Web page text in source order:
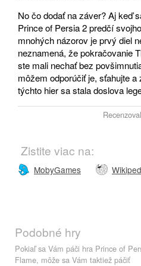
No čo dodať na záver? Aj keď
Prince of Persia 2 predčí
mnohých názorov je prvý diel
neznamená, že pokračovanie
ste mali nechať bez
môžem odporúčiť je, sťahujte
týchto hier sa stala doslova
Recenzoval
Zistite viac na:
MobyGames
Podobné hry
Pokiaľ sa Vám páči hra Prince of
Flame, môže sa Vám taktiež páčiť